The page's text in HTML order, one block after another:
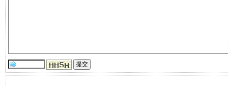
受贿1.44亿！段成刚被判无期